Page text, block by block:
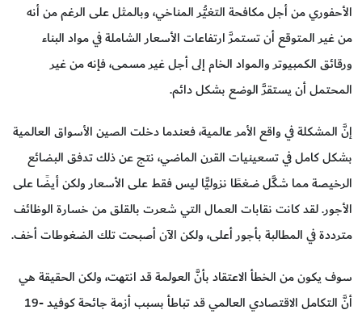
الأحفوري من أجل مكافحة التغيُّر المناخي، وبالمثل على الرغم من أنه
من غير المتوقع أن تستمرَّ ارتفاعات الأسعار الشاملة في مواد البناء
ورقائق الكمبيوتر والمواد الخام إلى أجل غير مسمى، فإنه من غير
المحتمل أن يستقرَّ الوضع بشكل دائم.
إنَّ المشكلة في واقع الأمر عالمية، فعندما دخلت الصين الأسواق العالمية
بشكل كامل في تسعينيات القرن الماضي، نتج عن ذلك تدفق البضائع
الرخيصة مما شكَّل ضغطًا نزوليًّا ليس فقط على الأسعار ولكن أيضًا على
الأجور. لقد كانت نقابات العمال التي شعرت بالقلق من خسارة الوظائف
مترددة في المطالبة بأجور أعلى، ولكن الآن أصبحت تلك الضغوطات أخف.
سوف يكون من الخطأ الاعتقاد بأنَّ العولمة قد انتهت، ولكن الحقيقة هي
أنَّ التكامل الاقتصادي العالمي قد تباطأ بسبب أزمة جائحة كوفيد -19